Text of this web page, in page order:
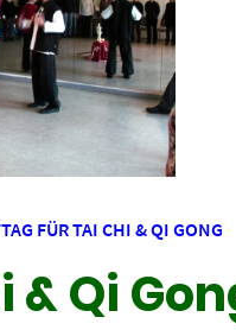
FÜR TAI CHI & QI GONG
Qi